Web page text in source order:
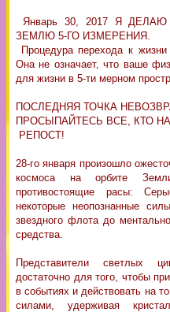
Январь 30, 2017 Я
ЗЕМЛЮ 5-ГО ИЗМЕРЕНИЯ.
Процедура перехода к
Она не означает, что ваше
для жизни в 5-ти мерном
ПОСЛЕДНЯЯ ТОЧКА
ПРОСЫПАЙТЕСЬ ВСЕ, КТО
РЕПОСТ!
28-го января произошло
космоса на орбите
противостоящие расы:
некоторые неопознанные
звездного флота до
средства.
Представители светлых
достаточно для того, чтобы
в событиях и действовать на
силами, удерживая